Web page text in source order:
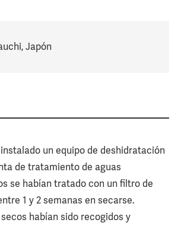
Japón
un equipo de deshidratación
de tratamiento de aguas
se habían tratado con un filtro de
1 y 2 semanas en secarse.
habían sido recogidos y